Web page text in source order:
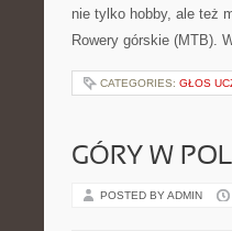
nie tylko hobby, ale też
Rowery górskie (MTB).
CATEGORIES: GŁOS
GÓRY W
POSTED BY ADMIN